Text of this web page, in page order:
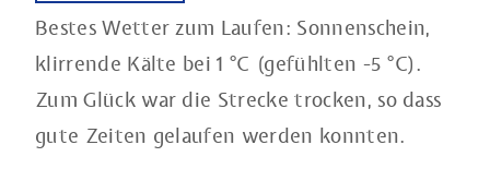
Bestes Wetter zum Laufen: Sonnenschein,
klirrende Kälte bei 1 °C (gefühlten -5 °C).
Zum Glück war die Strecke trocken, so dass
gute Zeiten gelaufen werden konnten.